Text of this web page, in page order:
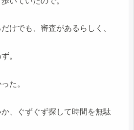
けでも、審査があるらしく、
。
た。
、ぐずぐず探して時間を無駄